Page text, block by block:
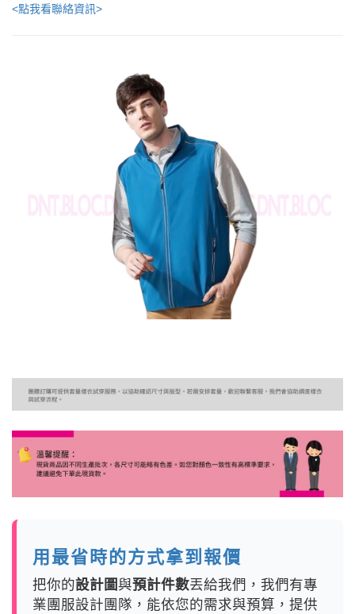
<點我看聯絡資訊>
用最省時的方式拿到報價
把你的設計圖與預計件數丟給我們，我們有專
業團服設計團隊，能依您的需求與預算，提供